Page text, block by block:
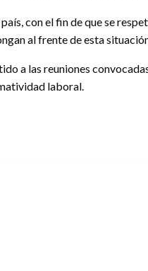
con el fin de que se
al frente de esta
a las reuniones
laboral.